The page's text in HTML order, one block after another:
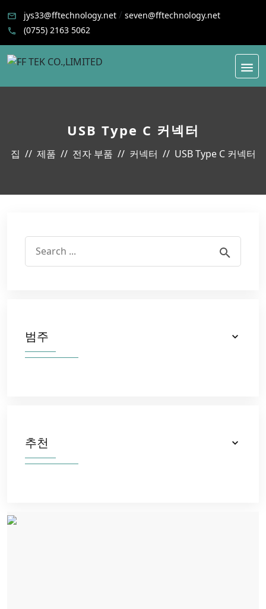
jys33@fftechnology.net / seven@fftechnology.net
(0755) 2163 5062
USB Type C 커넥터
집 제품 전자 부품 커넥터 USB Type C 커넥터
범주
추천